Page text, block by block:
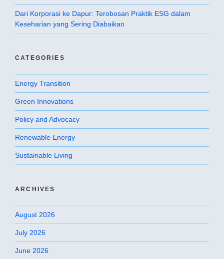
Dari Korporasi ke Dapur: Terobosan Praktik ESG dalam
Keseharian yang Sering Diabaikan
CATEGORIES
Energy Transition
Green Innovations
Policy and Advocacy
Renewable Energy
Sustainable Living
ARCHIVES
August 2026
July 2026
June 2026